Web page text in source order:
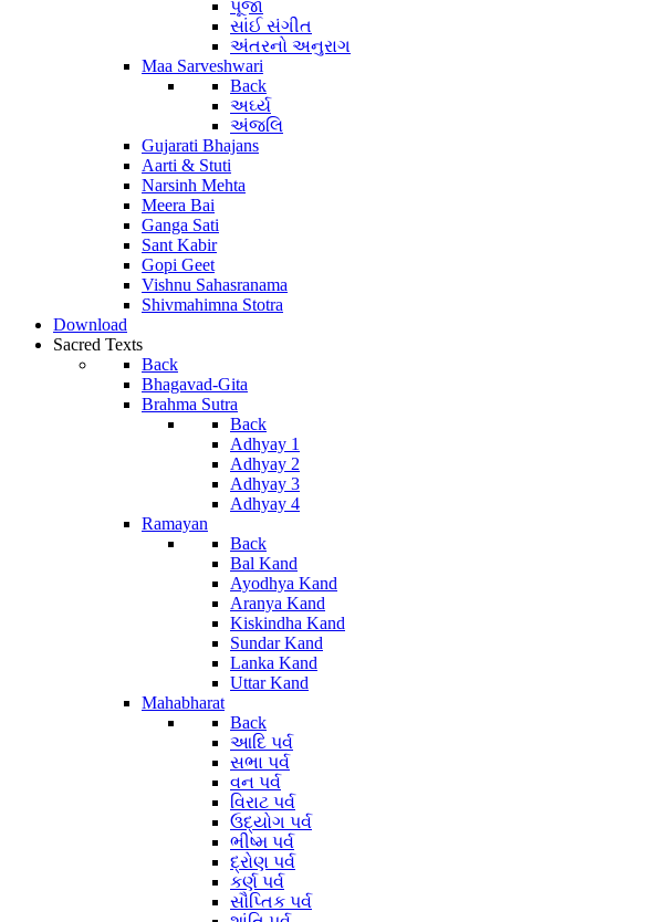
પૂજા
સાંઈ સંગીત
અંતરનો અનુરાગ
Maa Sarveshwari
Back
અર્ઘ્ય
અંજલિ
Gujarati Bhajans
Aarti & Stuti
Narsinh Mehta
Meera Bai
Ganga Sati
Sant Kabir
Gopi Geet
Vishnu Sahasranama
Shivmahimna Stotra
Download
Sacred Texts
Back
Bhagavad-Gita
Brahma Sutra
Back
Adhyay 1
Adhyay 2
Adhyay 3
Adhyay 4
Ramayan
Back
Bal Kand
Ayodhya Kand
Aranya Kand
Kiskindha Kand
Sundar Kand
Lanka Kand
Uttar Kand
Mahabharat
Back
આદિ પર્વ
સભા પર્વ
વન પર્વ
વિરાટ પર્વ
ઉદ્યોગ પર્વ
ભીષ્મ પર્વ
દ્રોણ પર્વ
કર્ણ પર્વ
સૌપ્તિક પર્વ